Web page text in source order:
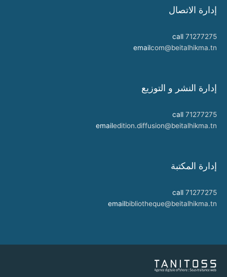
إدارة الاتصال
call 71277275
emailcom@beitalhikma.tn
إدارة النشر و التوزيع
call 71277275
emailedition.diffusion@beitalhikma.tn
إدارة المكتبة
call 71277275
emailbibliotheque@beitalhikma.tn